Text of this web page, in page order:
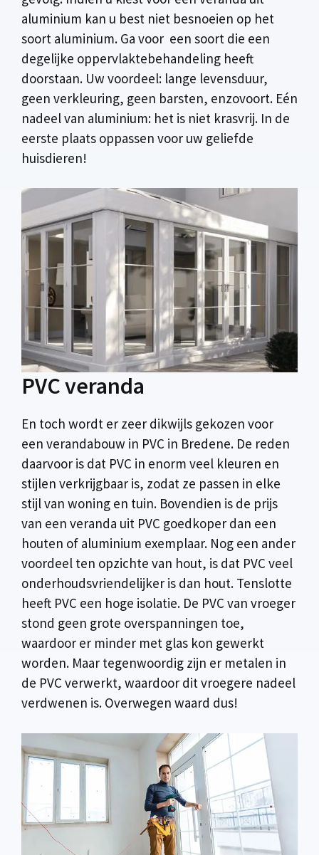
aluminium kan u best niet besnoeien op het
soort aluminium. Ga voor een soort die een
degelijke oppervlaktebehandeling heeft
doorstaan. Uw voordeel: lange levensduur,
geen verkleuring, geen barsten, enzovoort. Eén
nadeel van aluminium: het is niet krasvrij. In de
eerste plaats oppassen voor uw geliefde
huisdieren!
PVC veranda
En toch wordt er zeer dikwijls gekozen voor
een verandabouw in PVC in Bredene. De reden
daarvoor is dat PVC in enorm veel kleuren en
stijlen verkrijgbaar is, zodat ze passen in elke
stijl van woning en tuin. Bovendien is de prijs
van een veranda uit PVC goedkoper dan een
houten of aluminium exemplaar. Nog een ander
voordeel ten opzichte van hout, is dat PVC veel
onderhoudsvriendelijker is dan hout. Tenslotte
heeft PVC een hoge isolatie. De PVC van vroeger
stond geen grote overspanningen toe,
waardoor er minder met glas kon gewerkt
worden. Maar tegenwoordig zijn er metalen in
de PVC verwerkt, waardoor dit vroegere nadeel
verdwenen is. Overwegen waard dus!